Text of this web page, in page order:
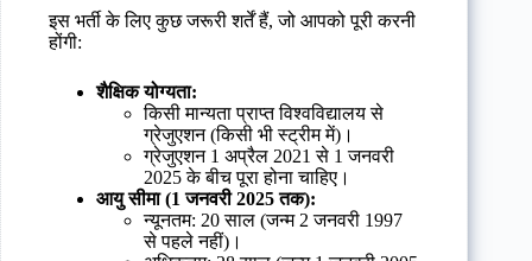
इस भर्ती के लिए कुछ जरूरी शर्तें हैं, जो आपको पूरी करनी
होंगी:
शैक्षिक योग्यता:
किसी मान्यता प्राप्त विश्वविद्यालय से
ग्रेजुएशन (किसी भी स्ट्रीम में)।
ग्रेजुएशन 1 अप्रैल 2021 से 1 जनवरी
2025 के बीच पूरा होना चाहिए।
आयु सीमा (1 जनवरी 2025 तक):
न्यूनतम: 20 साल (जन्म 2 जनवरी 1997
से पहले नहीं)।